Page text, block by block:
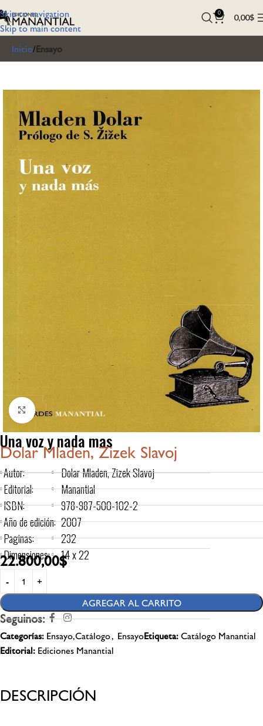
Skip to navigation
Skip to main content
0 0,00$
Inicio Ensayo
Click to enlarge
Una voz y nada mas
Dolar Mladen, Zizek Slavoj
Autor:
Editorial:
ISBN:
Año de edición:
Paginas:
Dimensiones:
Dolar Mladen, Zizek Slavoj
Manantial
978-987-500-102-2
2007
232
14 x 22
22.800,00$
AGREGAR AL CARRITO
Seguinos:
Categorías: Ensayo,Catálogo, EnsayoEtiqueta:Catálogo Manantial
Editorial: Ediciones Manantial
DESCRIPCIÓN